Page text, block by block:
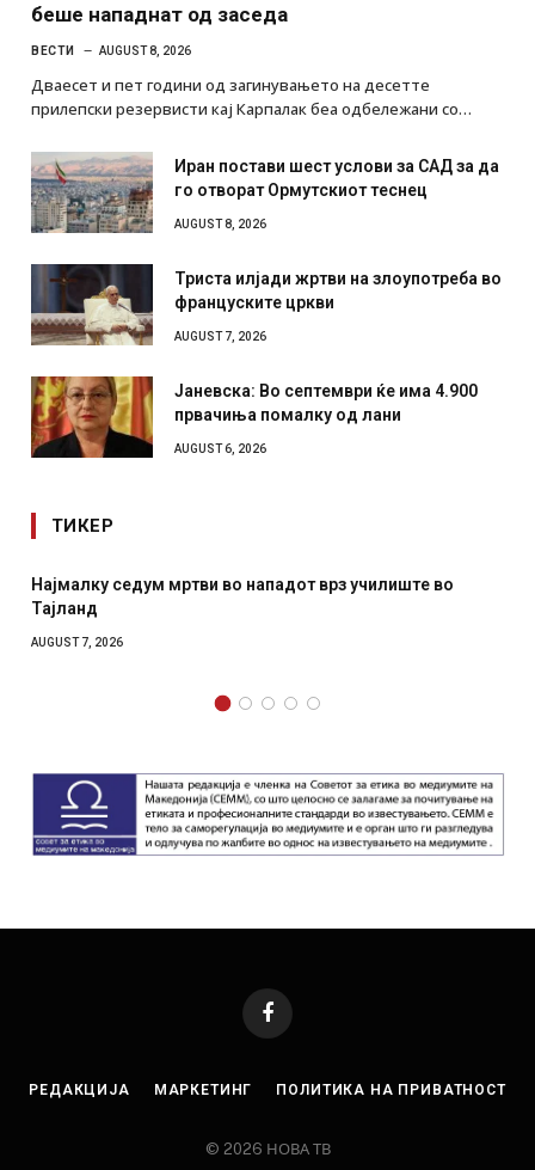
беше нападнат од заседа
ВЕСТИ AUGUST 8, 2026
Дваесет и пет години од загинувањето на десетте
прилепски резервисти кај Карпалак беа одбележани со…
Иран постави шест услови за САД за да
го отворат Ормутскиот теснец
AUGUST 8, 2026
Триста илјади жртви на злоупотреба во
француските цркви
AUGUST 7, 2026
Јаневска: Во септември ќе има 4.900
првачиња помалку од лани
AUGUST 6, 2026
ТИКЕР
во
СОЗИС: Украинците повеќе им веруваат на
Facebook
РЕДАКЦИЈА МАРКЕТИНГ ПОЛИТИКА НА ПРИВАТНОСТ
© 2026 НОВА ТВ